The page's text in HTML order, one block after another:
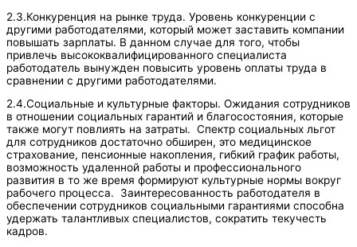
2.3.Конкуренция на рынке труда. Уровень конкуренции с
другими работодателями, который может заставить компании
повышать зарплаты. В данном случае для того, чтобы
привлечь высококвалифицированного специалиста
работодатель вынужден повысить уровень оплаты труда в
сравнении с другими работодателями.
2.4.Социальные и культурные факторы. Ожидания сотрудников
в отношении социальных гарантий и благосостояния, которые
также могут повлиять на затраты. Спектр социальных льгот
для сотрудников достаточно обширен, это медицинское
страхование, пенсионные накопления, гибкий график работы,
возможность удаленной работы и профессионального
развития в то же время формируют культурные нормы вокруг
рабочего процесса. Заинтересованность работодателя в
обеспечении сотрудников социальными гарантиями способна
удержать талантливых специалистов, сократить текучесть
кадров.